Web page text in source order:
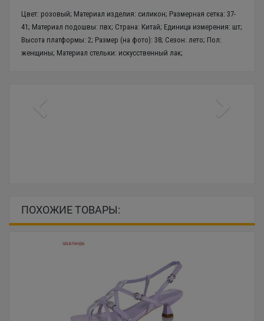
Цвет: розовый; Материал изделия: силикон; Размерная сетка: 37-
41; Материал подошвы: пвх; Страна: Китай; Единица измерения: шт;
Высота платформы: 2; Размер (на фото): 38; Сезон: лето; Пол:
женщины; Материал стельки: искусственный лак;
ПОХОЖИЕ ТОВАРЫ: